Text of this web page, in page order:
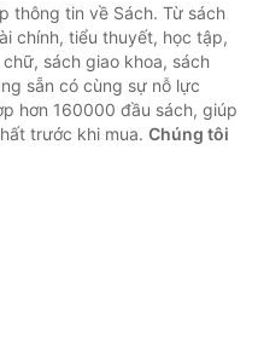
thông tin về Sách. Từ sách
chính, tiểu thuyết, học tập,
sách giao khoa, sách
sẵn có cùng sự nỗ lực
hơn 160000 đầu sách, giúp
trước khi mua. Chúng tôi